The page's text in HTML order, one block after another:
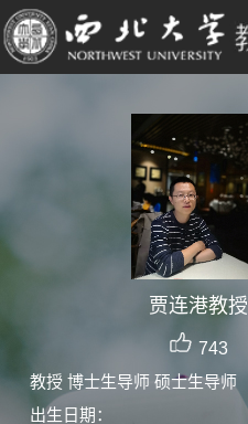
贾连港教授
743
教授 博士生导师 硕士生导师
出生日期：